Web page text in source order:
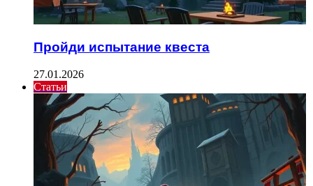
Пройди испытание квеста
27.01.2026
Статьи